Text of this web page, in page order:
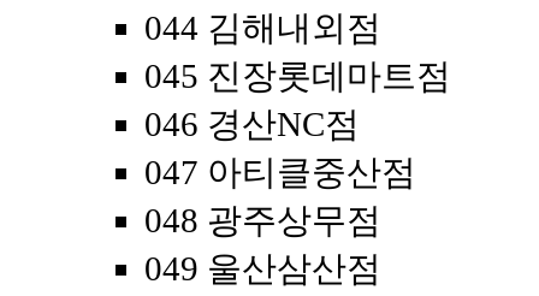
044 김해내외점
045 진장롯데마트점
046 경산NC점
047 아티클중산점
048 광주상무점
049 울산삼산점